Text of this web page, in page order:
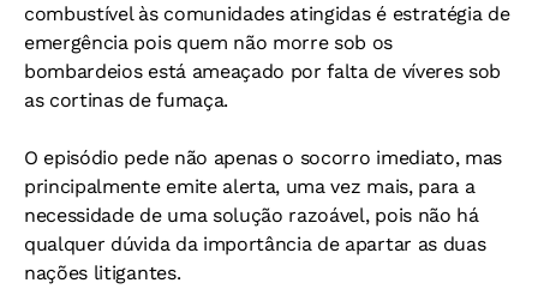
combustível às comunidades atingidas é estratégia de
emergência pois quem não morre sob os
bombardeios está ameaçado por falta de víveres sob
as cortinas de fumaça.
O episódio pede não apenas o socorro imediato, mas
principalmente emite alerta, uma vez mais, para a
necessidade de uma solução razoável, pois não há
qualquer dúvida da importância de apartar as duas
nações litigantes.